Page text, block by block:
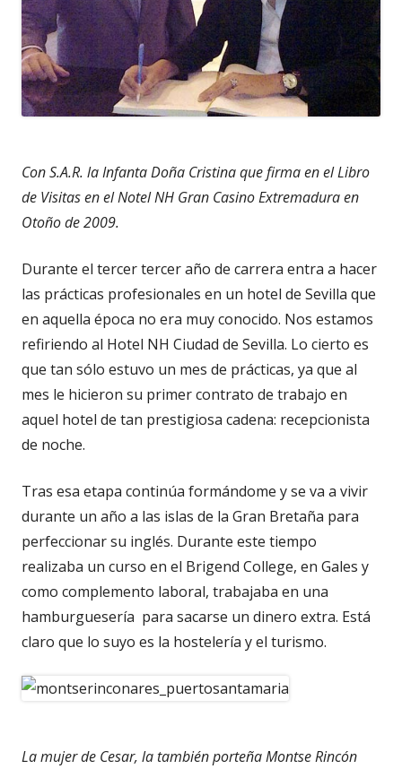
Con S.A.R. la Infanta Doña Cristina que firma en el Libro
de Visitas en el Notel NH Gran Casino Extremadura en
Otoño de 2009.
Durante el tercer tercer año de carrera entra a hacer
las prácticas profesionales en un hotel de Sevilla que
en aquella época no era muy conocido. Nos estamos
refiriendo al Hotel NH Ciudad de Sevilla. Lo cierto es
que tan sólo estuvo un mes de prácticas, ya que al
mes le hicieron su primer contrato de trabajo en
aquel hotel de tan prestigiosa cadena: recepcionista
de noche.
Tras esa etapa continúa formándome y se va a vivir
durante un año a las islas de la Gran Bretaña para
perfeccionar su inglés. Durante este tiempo
realizaba un curso en el Brigend College, en Gales y
como complemento laboral, trabajaba en una
hamburguesería para sacarse un dinero extra. Está
claro que lo suyo es la hostelería y el turismo.
La mujer de Cesar, la también porteña Montse Rincón